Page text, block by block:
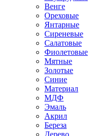
Венге
Ореховые
Янтарные
Сиреневые
Салатовые
Фиолетовые
Мятные
Золотые
Синие
Материал
МДФ
Эмаль
Акрил
Береза
Дерево